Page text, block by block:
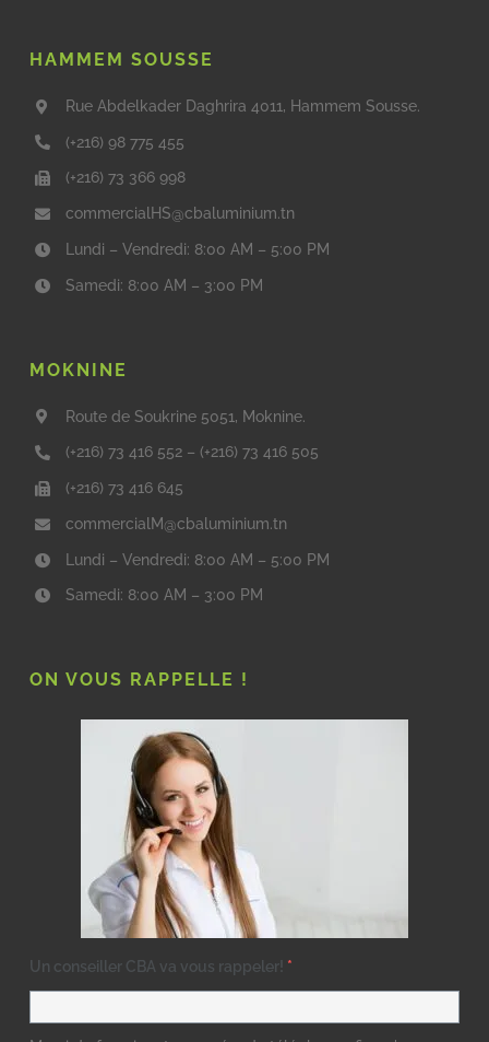
HAMMEM SOUSSE
Rue Abdelkader Daghrira 4011, Hammem Sousse.
(+216) 98 775 455
(+216) 73 366 998
commercialHS@cbaluminium.tn
Lundi – Vendredi: 8:00 AM – 5:00 PM
Samedi: 8:00 AM – 3:00 PM
MOKNINE
Route de Soukrine 5051, Moknine.
(+216) 73 416 552 – (+216) 73 416 505
(+216) 73 416 645
commercialM@cbaluminium.tn
Lundi – Vendredi: 8:00 AM – 5:00 PM
Samedi: 8:00 AM – 3:00 PM
ON VOUS RAPPELLE !
Un conseiller CBA va vous rappeler! *